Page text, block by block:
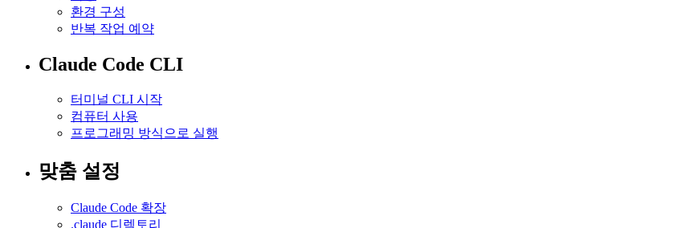
환경 구성
반복 작업 예약
Claude Code CLI
터미널 CLI 시작
컴퓨터 사용
프로그래밍 방식으로 실행
맞춤 설정
Claude Code 확장
.claude 디렉토리